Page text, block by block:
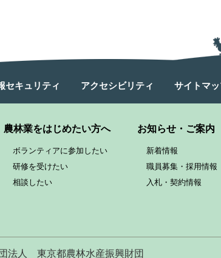
セキュリティ アクセシビリティ サイトマ
農林業をはじめたい方へ
ボランティアに参加したい
研修を受けたい
相談したい
お知らせ・ご案内
新着情報
職員募集・採用情報
入札・契約情報
法人 東京都農林水産振興財団